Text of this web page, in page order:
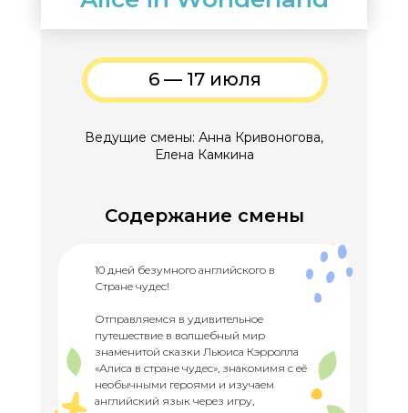
6 — 17 июля
Ведущие смены: Анна Кривоногова,
Елена Камкина
Содержание смены
10 дней безумного английского в
Стране чудес!
Отправляемся в удивительное
путешествие в волшебный мир
знаменитой сказки Льюиса Кэрролла
«Алиса в стране чудес», знакомимя с её
необычными героями и изучаем
английский язык через игру,